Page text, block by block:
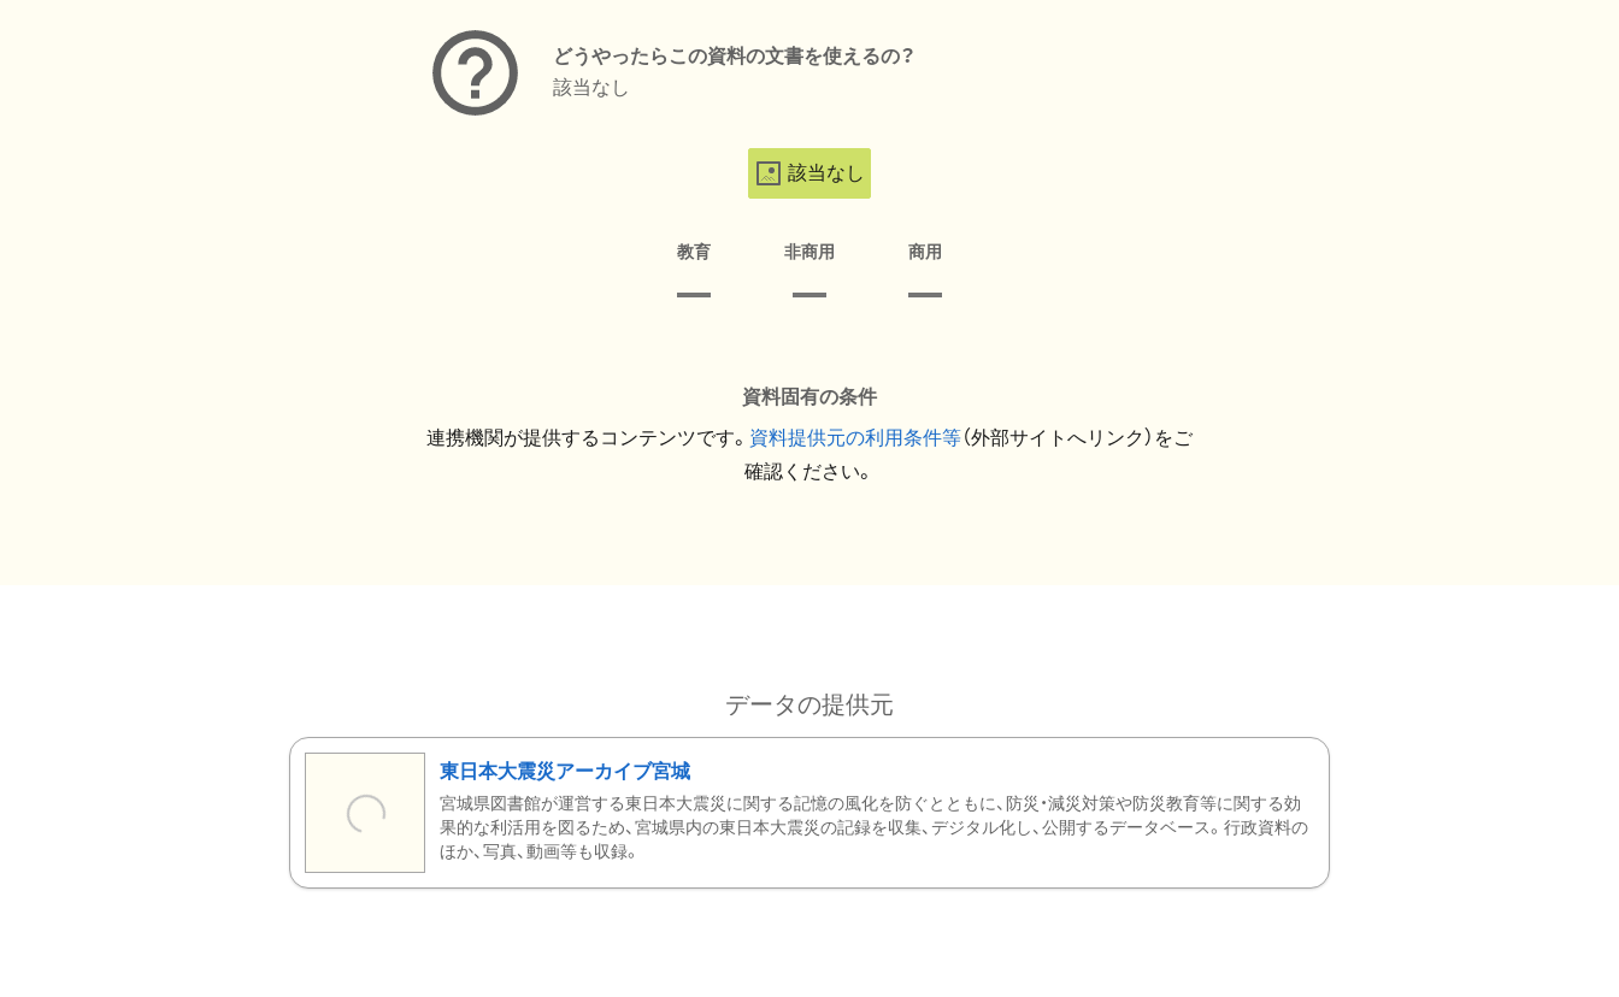
どうやったらこの資料の文書を使えるの？
該当なし
該当なし
教育 非商用 商用
資料固有の条件
連携機関が提供するコンテンツです。 資料提供元の利用条件等（外部サイトへリンク）をご
確認ください。
データの提供元
東日本大震災アーカイブ宮城
宮城県図書館が運営する東日本大震災に関する記憶の風化を防ぐとともに、防災・減災対策や防災教育等に関する効
果的な利活用を図るため、宮城県内の東日本大震災の記録を収集、デジタル化し、公開するデータベース。行政資料の
ほか、写真、動画等も収録。